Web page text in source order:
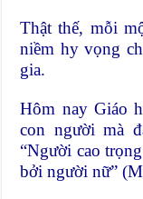
Thật thế, mỗi
niềm hy vọng
gia.
Hôm nay Giáo
con người mà
“Người cao
bởi người nữ”